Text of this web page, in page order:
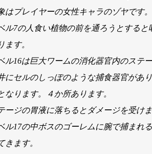
はプレイヤーの女性キャラのゾヤです。
ル7の人食い植物の前を通ろうとする
ます。
ル16は巨大ワームの消化器官内のステー
にセルのしっぽのような捕食器官があ
なります。４か所あります。
ージの胃液に落ちるとダメージを受けま
ル17の中ボスのゴーレムに腕で捕まれ
きます。